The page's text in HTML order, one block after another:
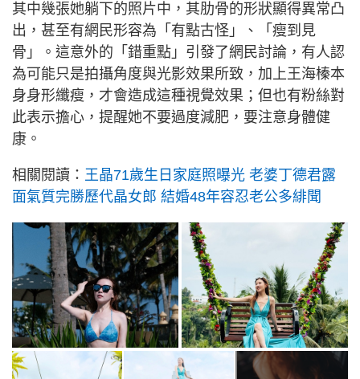
其中幾張她躺下的照片中，其肋骨的形狀顯得異常凸
出，甚至有網民形容為「有點古怪」、「瘦到見
骨」。這意外的「錯重點」引發了網民討論，有人認
為可能只是拍攝角度與光影效果所致，加上王海榛本
身身形纖瘦，才會造成這種視覺效果；但也有粉絲對
此表示擔心，提醒她不要過度減肥，要注意身體健
康。
相關閱讀： 王晶71歲生日家庭照曝光 老婆丁德君露
面氣質完勝歷代晶女郎 結婚48年容忍老公多緋聞